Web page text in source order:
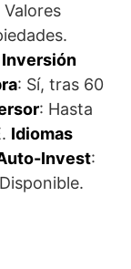
Valores
Inversión
: Sí, tras 60
: Hasta
Idiomas
Invest: